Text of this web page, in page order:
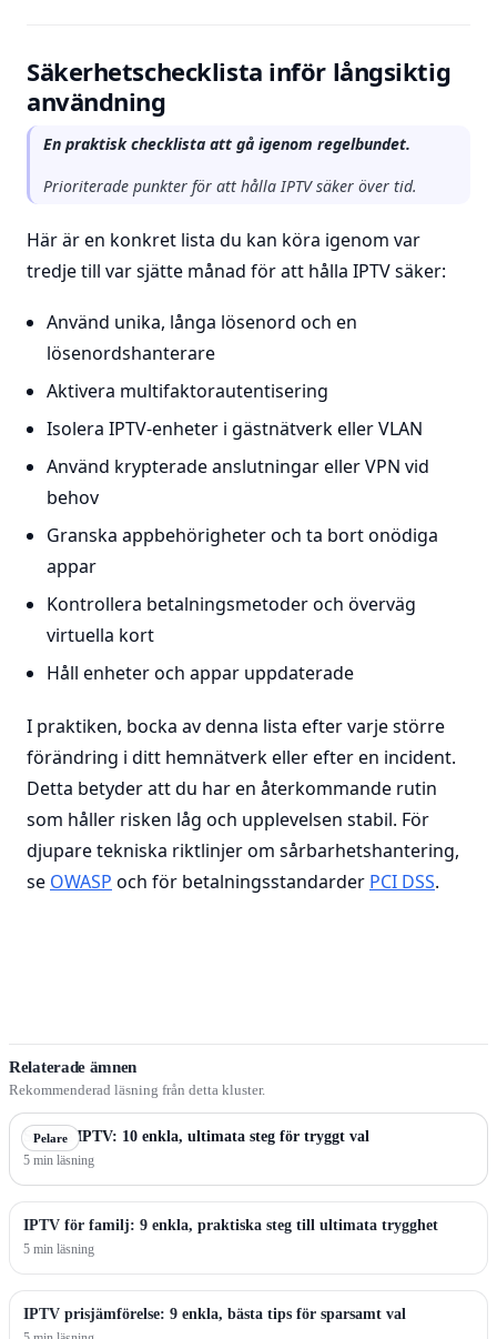
Säkerhetschecklista inför långsiktig
användning
En praktisk checklista att gå igenom regelbundet.
Prioriterade punkter för att hålla IPTV säker över tid.
Här är en konkret lista du kan köra igenom var
tredje till var sjätte månad för att hålla IPTV säker:
Använd unika, långa lösenord och en
lösenordshanterare
Aktivera multifaktorautentisering
Isolera IPTV-enheter i gästnätverk eller VLAN
Använd krypterade anslutningar eller VPN vid
behov
Granska appbehörigheter och ta bort onödiga
appar
Kontrollera betalningsmetoder och överväg
virtuella kort
Håll enheter och appar uppdaterade
I praktiken, bocka av denna lista efter varje större
förändring i ditt hemnätverk eller efter en incident.
Detta betyder att du har en återkommande rutin
som håller risken låg och upplevelsen stabil. För
djupare tekniska riktlinjer om sårbarhetshantering,
se OWASP och för betalningsstandarder PCI DSS.
Relaterade ämnen
Rekommenderad läsning från detta kluster.
Pelare
Sverige IPTV: 10 enkla, ultimata steg för tryggt val
5 min läsning
IPTV för familj: 9 enkla, praktiska steg till ultimata trygghet
5 min läsning
IPTV prisjämförelse: 9 enkla, bästa tips för sparsamt val